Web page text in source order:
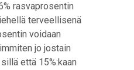
rasvaprosentin
terveellisenä
voidaan
jo jostain
että 15%:kaan